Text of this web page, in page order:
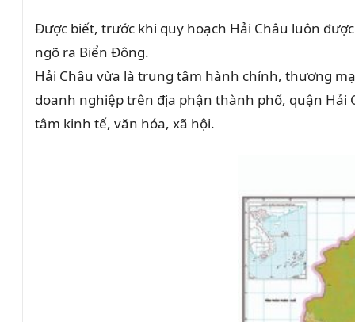
Được biết, trước khi quy hoạch Hải Châu luôn
ngõ ra Biển Đông.
Hải Châu vừa là trung tâm hành chính, thương
doanh nghiệp trên địa phận thành phố, quận Hải
tâm kinh tế, văn hóa, xã hội.